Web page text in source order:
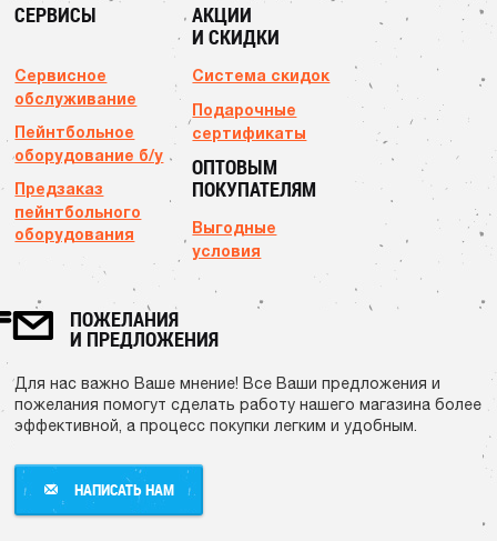
СЕРВИСЫ
Сервисное
обслуживание
Пейнтбольное
оборудование б/у
Предзаказ
пейнтбольного
оборудования
АКЦИИ
И СКИДКИ
Система скидок
Подарочные
сертификаты
ОПТОВЫМ
ПОКУПАТЕЛЯМ
Выгодные
условия
ПОЖЕЛАНИЯ
И ПРЕДЛОЖЕНИЯ
Для нас важно Ваше мнение! Все Ваши предложения и
пожелания помогут сделать работу нашего магазина более
эффективной, а процесс покупки легким и удобным.
НАПИСАТЬ НАМ